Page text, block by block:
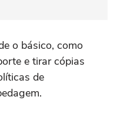
o básico, como
e tirar cópias
de